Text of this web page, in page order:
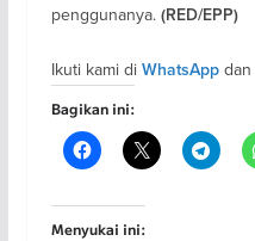
penggunanya. (RED/EPP)
Ikuti kami di WhatsAppdan
Bagikan ini:
Menyukai ini: